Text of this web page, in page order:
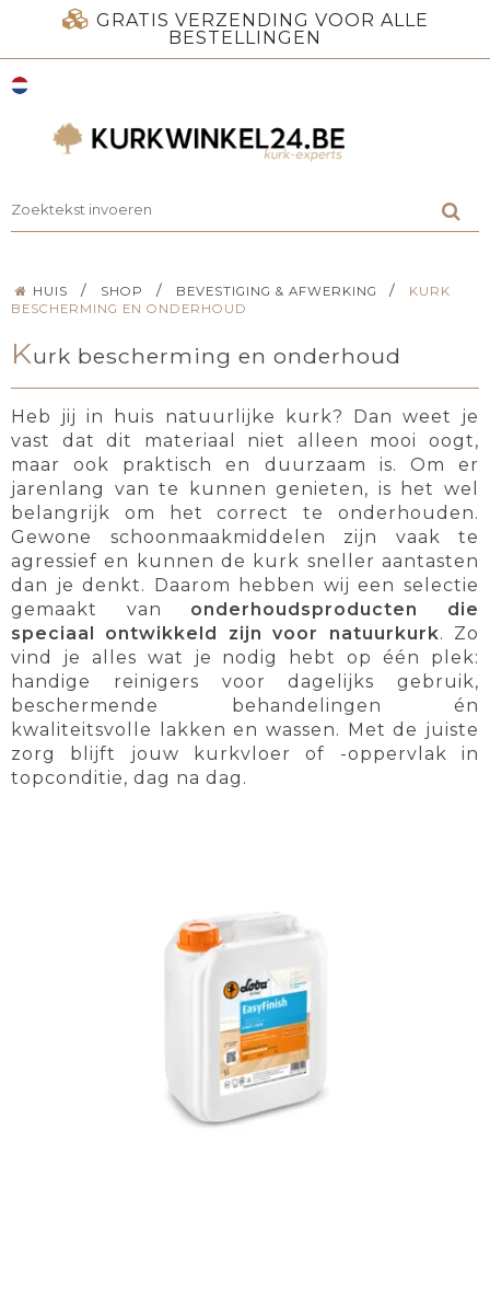
GRATIS VERZENDING VOOR ALLE
BESTELLINGEN
HUIS / SHOP / BEVESTIGING & AFWERKING /
KURK
BESCHERMING EN ONDERHOUD
Kurk bescherming en onderhoud
Heb jij in huis natuurlijke kurk? Dan weet je
vast dat dit materiaal niet alleen mooi oogt,
maar ook praktisch en duurzaam is. Om er
jarenlang van te kunnen genieten, is het wel
belangrijk om het correct te onderhouden.
Gewone schoonmaakmiddelen zijn vaak te
agressief en kunnen de kurk sneller aantasten
dan je denkt. Daarom hebben wij een selectie
gemaakt van onderhoudsproducten die
speciaal ontwikkeld zijn voor natuurkurk. Zo
vind je alles wat je nodig hebt op één plek:
handige reinigers voor dagelijks gebruik,
beschermende behandelingen én
kwaliteitsvolle lakken en wassen. Met de juiste
zorg blijft jouw kurkvloer of -oppervlak in
topconditie, dag na dag.